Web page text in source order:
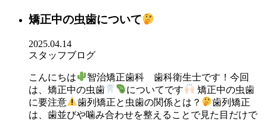
矯正中の虫歯について
2025.04.14
スタッフブログ
こんにちは
智治矯正歯科 歯科衛生士です！今回
は、矯正中の虫歯
についてです
矯正中の虫歯
に要注意
歯列矯正と虫歯の関係とは？
歯列矯正
は、歯並びや噛み合わせを整えることで見た目だけで